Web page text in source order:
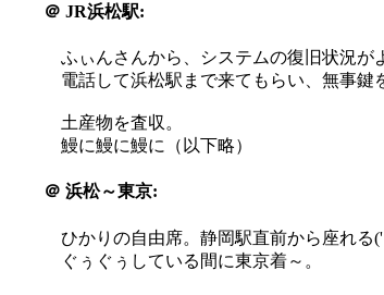
＠ JR浜松駅:
ふぃんさんから、システムの復旧状況
電話して浜松駅まで来てもらい、無事
土産物を査収。
鰻に鰻に鰻に（以下略）
＠ 浜松～東京:
ひかりの自由席。静岡駅直前から座れる
ぐぅぐぅしている間に東京着～。